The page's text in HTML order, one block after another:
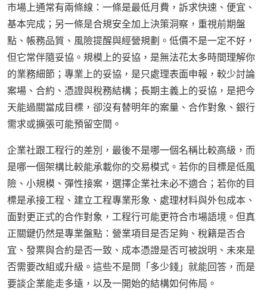
市場上通常有兩條線：一條是最低月費，訴求快速、便宜、
基本完成；另一條是合規安全加上決策洞察，重視前期盤
點、帳務品質、風險提醒與經營規劃。低價不是一定不好，
但它常伴隨妥協。規模上的妥協，是無法花太多時間理解你
的業務細節；專業上的妥協，是只處理表面申報，較少討論
案場、合約、憑證與稅務結構；長期主義上的妥協，是把今
天能過關當成目標，卻沒有替明年的案量、合作對象、銀行
需求或擴張可能預留空間。
企業社跟工程行的差別，最後不是哪一個名稱比較高級，而
是哪一個架構比較能承載你的交易模式。若你的目標是低風
險、小規模、彈性接案，選擇企業社未必不適合；若你的目
標是承接工程、建立工程專業形象、處理材料與外包成本、
面對更正式的合作對象，工程行可能更符合市場語境。但真
正關鍵仍然是專業盤點：營業項目是否足夠、稅籍是否合
宜、發票與合約是否一致、成本憑證是否可被說明、未來是
否需要改組或升級。這些不是問「多少錢」就能回答，而是
要談企業能走多遠，以及一開始的結構如何佈局。